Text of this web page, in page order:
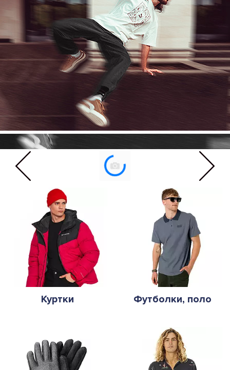
Куртки Футболки, поло